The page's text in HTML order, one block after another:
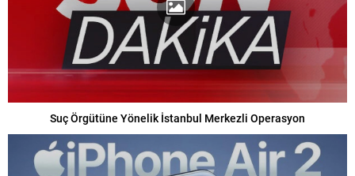
Suç Örgütüne Yönelik İstanbul Merkezli Operasyon